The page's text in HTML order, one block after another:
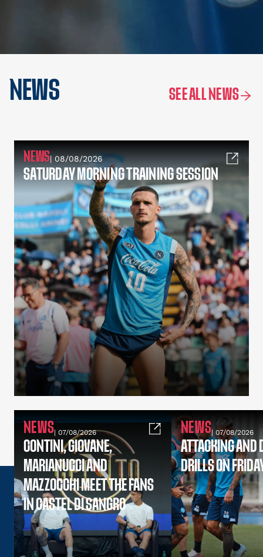
NEWS SEE ALL NEWS
NEWS| 08/08/2026
SATURDAY MORNING TRAINING SESSION
NEWS| 07/08/2026
CONTINI, GIOVANE,
MARIANUCCI AND
MAZZOCCHI MEET THE FANS
IN CASTEL DI SANGRO
NEWS| 07/08/2026
ATTACKING AND
DRILLS ON